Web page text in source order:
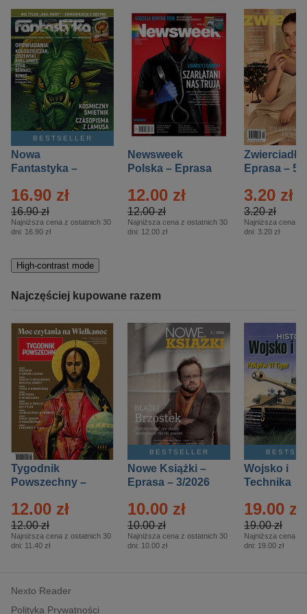
BESTSELLER
Nowa
Fantastyka –
16.90 zł
16.90 zł
Najniższa cena z ostatnich 30
dni: 16.90 zł
Newsweek
Polska – Eprasa
12.00 zł
12.00 zł
Najniższa cena z ostatnich 30
dni: 12.00 zł
Zwierciadło
Eprasa – 5/
3.20 zł
3.20 zł
Najniższa cena z
dni: 3.20 zł
High-contrast mode
Najczęściej kupowane razem
Tygodnik
Powszechny –
12.00 zł
12.00 zł
Najniższa cena z ostatnich 30
dni: 11.40 zł
BESTSELLER
Nowe Książki –
Eprasa – 3/2026
10.00 zł
10.00 zł
Najniższa cena z ostatnich 30
dni: 10.00 zł
Wojsko i
Technika
– 2/2026
19.00 zł
19.00 zł
Najniższa cena z
dni: 19.00 zł
Nexto Reader
Polityka Prywatności